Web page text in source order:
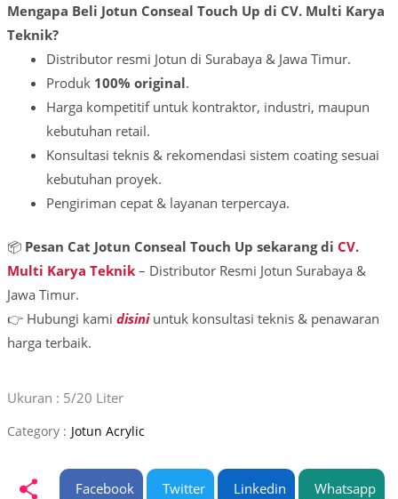
Mengapa Beli Jotun Conseal Touch Up di CV. Multi Karya
Teknik?
Distributor resmi Jotun di Surabaya & Jawa Timur.
Produk 100% original.
Harga kompetitif untuk kontraktor, industri, maupun
kebutuhan retail.
Konsultasi teknis & rekomendasi sistem coating sesuai
kebutuhan proyek.
Pengiriman cepat & layanan terpercaya.
📦 Pesan Cat Jotun Conseal Touch Up sekarang di CV.
Multi Karya Teknik– Distributor Resmi Jotun Surabaya &
Jawa Timur.
👉 Hubungi kami disiniuntuk konsultasi teknis & penawaran
harga terbaik.
Ukuran : 5/20 Liter
Category : Jotun Acrylic
Facebook Twitter Linkedin Whatsapp